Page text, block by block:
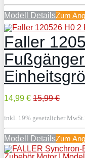
Modell DetailsZum
Faller
14,99 € 15,99 €
inkl. 19% gesetzlicher MwSt.
Modell DetailsZum